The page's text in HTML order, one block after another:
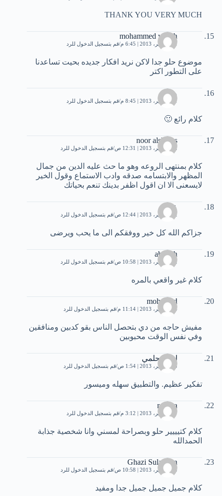
THANK YOU VERY MUCH
mohammed wagih
11 سبتمبر، 2013 | 6:45 م قم بتسجيل الدخول للرد
موضوع حلو جدا لاكن نريد افكار جديده بحيت تساعدنا
على التطور اكتر
محمد
11 سبتمبر، 2013 | 8:45 م قم بتسجيل الدخول للرد
كلام رائع 🙂
noor alshams
12 سبتمبر، 2013 | 12:31 ص قم بتسجيل الدخول للرد
كلام بمنتهى الروعه وهو ما حث عليه الدين من جمال
المظهر والابتسامه صدقه وادب الاستماع وقول الخير
لايسعنى الا ان اقول اظفر بدينك تنعم بحياتك
عمرو
12 سبتمبر، 2013 | 12:44 ص قم بتسجيل الدخول للرد
جزاكم الله كل خير ووفقكم الى ما يحب ويرضى
abdallh
12 سبتمبر، 2013 | 10:58 ص قم بتسجيل الدخول للرد
كلام غير واقعي بالمره
mohamed
14 سبتمبر، 2013 | 11:14 م قم بتسجيل الدخول للرد
مفيش حاجه من دي بتحصل الناس بقو كدبين ومنافقين
وفي نفس الوقت محبوبين
احمد حلمي
15 سبتمبر، 2013 | 1:54 ص قم بتسجيل الدخول للرد
تفكير عظيم. والتطبيق سهله وميسور
rosena
17 سبتمبر، 2013 | 3:12 م قم بتسجيل الدخول للرد
كلام كتيييير حلو وبصراحة لمسني وانا شخصية جذابة
الحمدالله
Ghazi Sulaiman
18 سبتمبر، 2013 | 10:58 ص قم بتسجيل الدخول للرد
كلام جميل جميل جميل جدا ومفيد